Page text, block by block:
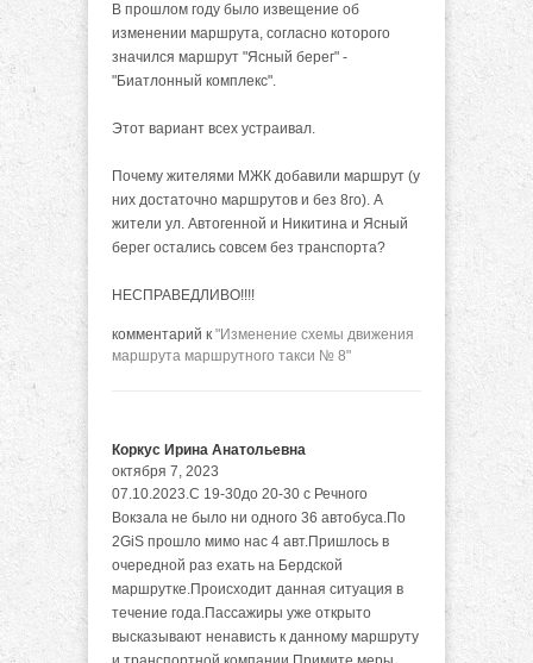
В прошлом году было извещение об
изменении маршрута, согласно которого
значился маршрут "Ясный берег" -
"Биатлонный комплекс".
Этот вариант всех устраивал.
Почему жителями МЖК добавили маршрут (у
них достаточно маршрутов и без 8го). А
жители ул. Автогенной и Никитина и Ясный
берег остались совсем без транспорта?
НЕСПРАВЕДЛИВО!!!!
комментарий к "Изменение схемы движения
маршрута маршрутного такси № 8"
Коркус Ирина Анатольевна
октября 7, 2023
07.10.2023.С 19-30до 20-30 с Речного
Вокзала не было ни одного 36 автобуса.По
2GiS прошло мимо нас 4 авт.Пришлось в
очередной раз ехать на Бердской
маршрутке.Происходит данная ситуация в
течение года.Пассажиры уже открыто
высказывают ненависть к данному маршруту